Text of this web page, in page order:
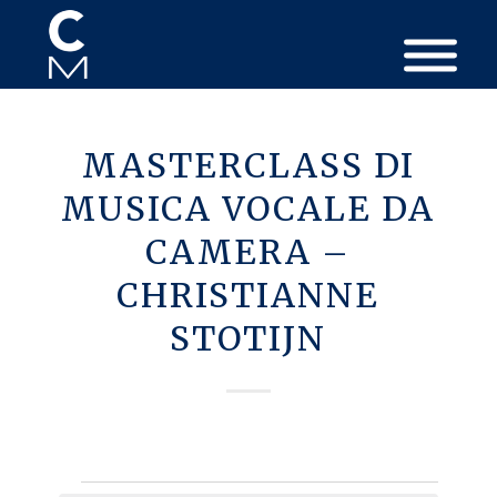
MASTERCLASS DI
MUSICA VOCALE DA
CAMERA –
CHRISTIANNE
STOTIJN